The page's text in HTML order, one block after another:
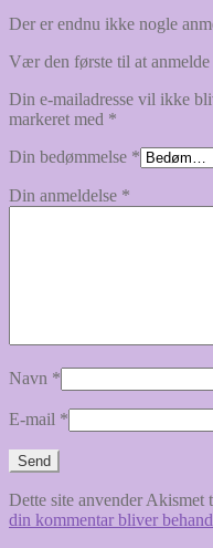
Der er endnu ikke nogle
Vær den første til at
Din e-mailadresse vil ikke
markeret med *
Din bedømmelse *
Din anmeldelse *
Navn *
E-mail *
Dette site anvender Akismet
din kommentar bliver